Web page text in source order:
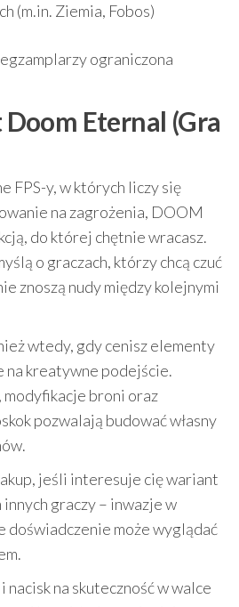
(m.in. Ziemia, Fobos)
ograniczona
Eternal (Gra
FPS-y, w których liczy się
na zagrożenia, DOOM
do której chętnie wracasz.
o graczach, którzy chcą czuć
znoszą nudy między kolejnymi
wtedy, gdy cenisz elementy
kreatywne podejście.
modyfikacje broni oraz
pozwalają budować własny
jeśli interesuje cię wariant
graczy – inwazje w
doświadczenie może wyglądać
i nacisk na skuteczność w walce